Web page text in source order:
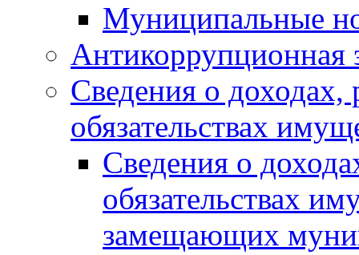
Муниципальные
Антикоррупционная
Сведения о доходах,
обязательствах
Сведения о
обязательствах
замещающих